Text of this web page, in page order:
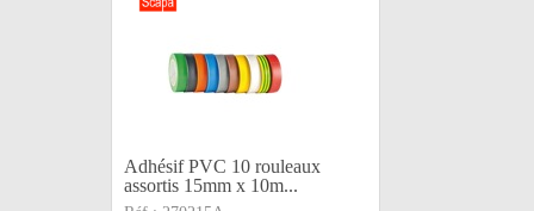
Adhésif PVC 10 rouleaux
assortis 15mm x 10m...